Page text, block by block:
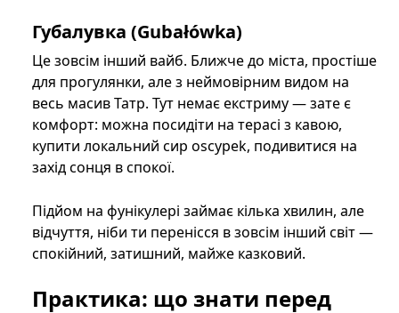
Губалувка (Gubałówka)
Це зовсім інший вайб. Ближче до міста, простіше
для прогулянки, але з неймовірним видом на
весь масив Татр. Тут немає екстриму — зате є
комфорт: можна посидіти на терасі з кавою,
купити локальний сир oscypek, подивитися на
захід сонця в спокої.
Підйом на фунікулері займає кілька хвилин, але
відчуття, ніби ти перенісся в зовсім інший світ —
спокійний, затишний, майже казковий.
Практика: що знати перед